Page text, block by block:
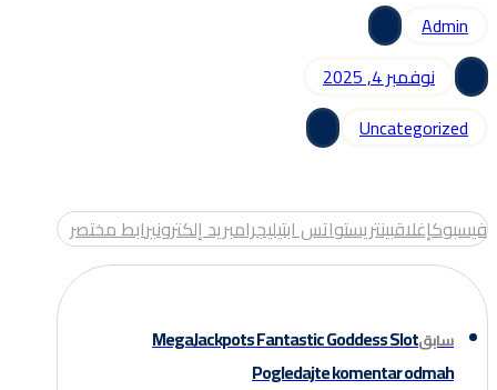
Admin
نوفمبر 4, 2025
Uncategorized
فيسبوكإغلاقبينتريستواتس ابتيليجرامبريد إلكترونيرابط مختصر
سابقMegaJackpots Fantastic Goddess Slot
Pogledajte komentar odmah